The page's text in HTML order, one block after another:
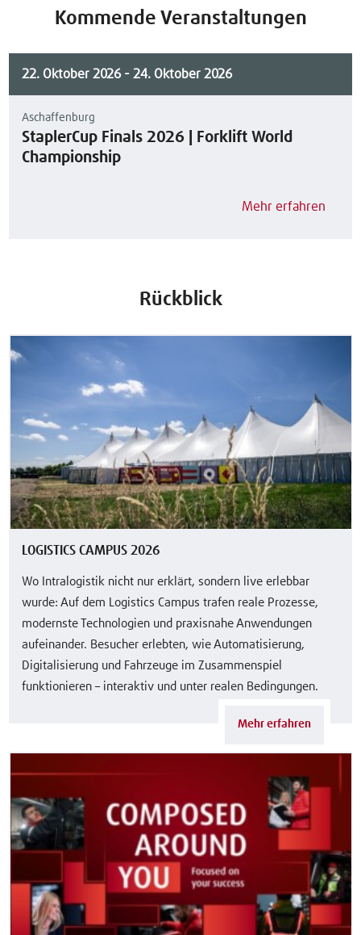
Kommende Veranstaltungen
22. Oktober 2026- 24. Oktober 2026
Aschaffenburg
StaplerCup Finals 2026 | Forklift World
Championship
Mehr erfahren
Rückblick
LOGISTICS CAMPUS 2026
Wo Intralogistik nicht nur erklärt, sondern live erlebbar
wurde: Auf dem Logistics Campus trafen reale Prozesse,
modernste Technologien und praxisnahe Anwendungen
aufeinander. Besucher erlebten, wie Automatisierung,
Digitalisierung und Fahrzeuge im Zusammenspiel
funktionieren – interaktiv und unter realen Bedingungen.
Mehr erfahren